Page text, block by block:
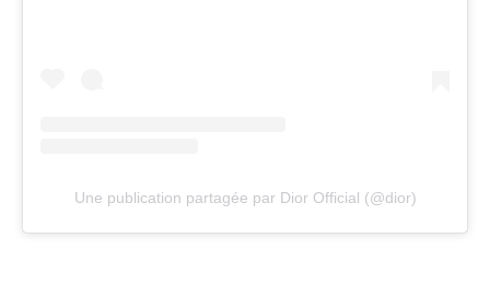
Une publication partagée par Dior Official (@dior)